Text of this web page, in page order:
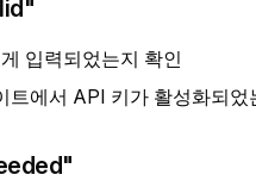
입력되었는지 확인
트에서 API 키가 활성화되었